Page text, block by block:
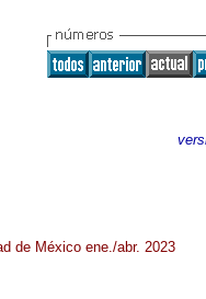
de México ene./abr. 2023